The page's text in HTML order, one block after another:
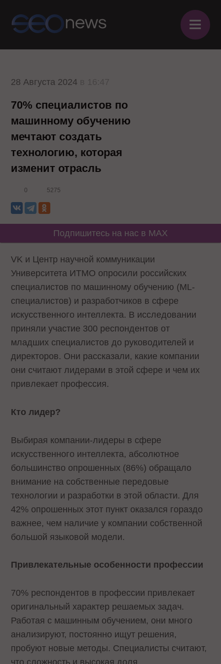
≡
28 Августа 2024
70% специалистов по
машинному обучению
мечтают создать
технологию, которая
изменит отрасль
0 5275
Подпишитесь на нас в MAX
VK и Центр научной коммуникации
Университета ИТМО опросили российских
специалистов по машинному обучению (ML-
специалистов) и разработчиков в сфере
искусственного интеллекта. В исследовании
приняли участие 300 респондентов от
младших специалистов до руководителей и
директоров. Они рассказали, какие компании
они считают лидерами в этой сфере и чем их
привлекает профессия.
Кто лидер?
Выбирая компании-лидеры в сфере
искусственного интеллекта, абсолютное
большинство опрошенных (86%) обращало
внимание на собственные передовые
технологии и разработки в этой области. Для
42% опрошенных этот пункт оказался гораздо
важнее, чем наличие у компании собственной
большой языковой модели.
Привлекательные особенности профессии
70% респондентов в профессии привлекает
оригинальный характер решаемых задач.
Работая с машинным обучением, они много
анализируют, постоянно ищут решения,
пробуют новые методы. Специалисты считают,